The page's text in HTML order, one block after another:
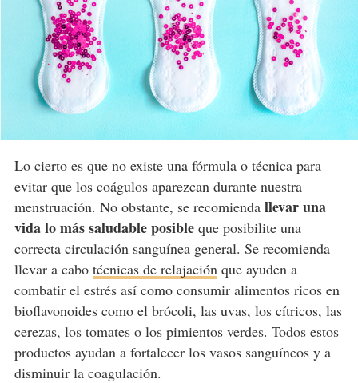
Lo cierto es que no existe una fórmula o técnica para
evitar que los coágulos aparezcan durante nuestra
menstruación. No obstante, se recomienda llevar una
vida lo más saludable posibleque posibilite una
correcta circulación sanguínea general. Se recomienda
llevar a cabo técnicas de relajación que ayuden a
combatir el estrés así como consumir alimentos ricos en
bioflavonoides como el brócoli, las uvas, los cítricos, las
cerezas, los tomates o los pimientos verdes. Todos estos
productos ayudan a fortalecer los vasos sanguíneos y a
disminuir la coagulación.